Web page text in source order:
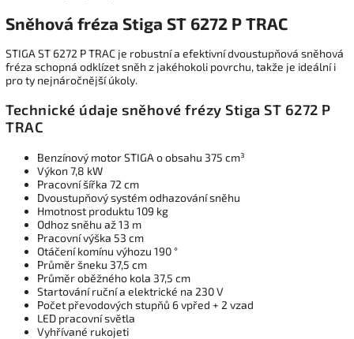
Sněhová fréza Stiga ST 6272 P TRAC
STIGA ST 6272 P TRAC je robustní a efektivní dvoustupňová sněhová
fréza schopná odklízet sněh z jakéhokoli povrchu, takže je ideální i
pro ty nejnáročnější úkoly.
Technické údaje sněhové frézy Stiga ST 6272 P
TRAC
Benzínový motor STIGA o obsahu 375 cm³
Výkon 7,8 kW
Pracovní šířka 72 cm
Dvoustupňový systém odhazování sněhu
Hmotnost produktu 109 kg
Odhoz sněhu až 13 m
Pracovní výška 53 cm
Otáčení komínu výhozu 190 °
Průměr šneku 37,5 cm
Průměr oběžného kola 37,5 cm
Startování ruční a elektrické na 230 V
Počet převodových stupňů 6 vpřed + 2 vzad
LED pracovní světla
Vyhřívané rukojeti